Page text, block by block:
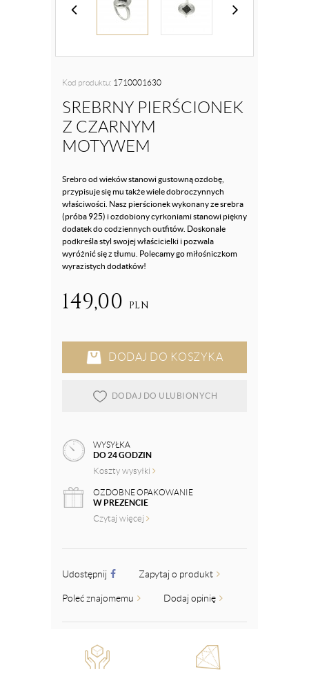
Kod produktu: 1710001630
SREBRNY PIERŚCIONEK
Z CZARNYM
MOTYWEM
Srebro od wieków stanowi gustowną ozdobę,
przypisuje się mu także wiele dobroczynnych
właściwości. Nasz pierścionek wykonany ze srebra
(próba 925) i ozdobiony cyrkoniami stanowi piękny
dodatek do codziennych outfitów. Doskonale
podkreśla styl swojej właścicielki i pozwala
wyróżnić się z tłumu. Polecamy go miłośniczkom
wyrazistych dodatków!
149,00 PLN
DODAJ DO KOSZYKA
DODAJ DO ULUBIONYCH
WYSYŁKA
DO 24 GODZIN
Koszty wysyłki
OZDOBNE OPAKOWANIE
W PREZENCIE
Czytaj więcej
Udostępnij Zapytaj o produkt
Poleć znajomemu Dodaj opinię